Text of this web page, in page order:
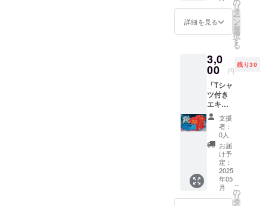
着し受
付を済
ませて
支援者
様の交
通費や
滞在
費：支
援者様
の交通
費や滞
在費は
各自で
ご負担
くださ
い。
＊
支援者
（曜
日）
14:30頃
場所：
観音寺
市総合
運動公
園 陸上
競技場
＊
参加者
は競技
開始の
30分前
には現
地に到
着し受
付を済
ませて
サンク
スメー
ル
●5/18エ
ジョン
ゲーム
「み
んなで
走ろ
う」参
加権(当
日受付
をお願
いしま
す。)
日
時：
2025年
5月18日
（曜
詳細を見る
リ
タ
ー
ン
を
選
択
す
る
3,0
00 円
残り30
「Tシャ
ツ付き
エキシ
ビジョ
ンゲー
ム参加
チケッ
ト：う
どん大
縄跳び
(小学生
以下の
部)」 ●
支援
者：
0人
お届
け予
定：
2025
年05
月
こ
の
リ
タ